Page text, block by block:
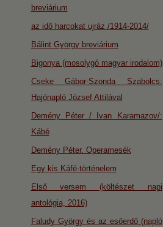
breviárium
az idő harcokat ujráz /1914-2014/
Bálint György breviárium
Bigonya (mosolygó magyar irodalom)
Cseke Gábor-Szonda Szabolcs:
Hajónapló József Attilával
Demény Péter / Ivan Karamazov/:
Kábé
Demény Péter. Operamesék
Egy kis Káfé-történelem
Első versem (költészet napi
antológia, 2016)
Faludy György és az esőerdő (napló